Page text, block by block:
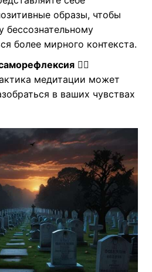
образы, чтобы
бессознательному
более мирного контекста.
🧘‍♂️
медитации может
в ваших чувствах